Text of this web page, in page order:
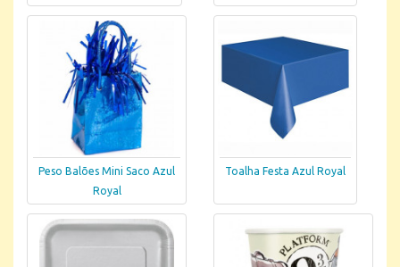
Peso Balões Mini Saco Azul
Royal
Toalha Festa Azul Royal